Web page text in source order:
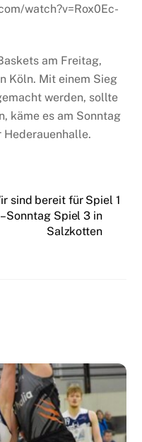
watch?v=Rox0Ec-
am Freitag,
Köln. Mit einem Sieg
werden, sollte
käme es am Sonntag
sind bereit für Spiel 1
Sonntag Spiel 3 in
Salzkotten